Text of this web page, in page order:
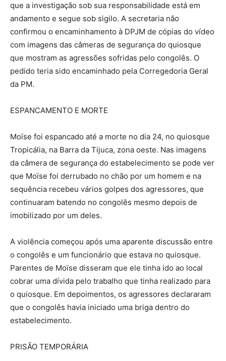
que a investigação sob sua responsabilidade está em
andamento e segue sob sigilo. A secretaria não
confirmou o encaminhamento à DPJM de cópias do vídeo
com imagens das câmeras de segurança do quiosque
que mostram as agressões sofridas pelo congolês. O
pedido teria sido encaminhado pela Corregedoria Geral
da PM.
ESPANCAMENTO E MORTE
Moïse foi espancado até a morte no dia 24, no quiosque
Tropicália, na Barra da Tijuca, zona oeste. Nas imagens
da câmera de segurança do estabelecimento se pode ver
que Moïse foi derrubado no chão por um homem e na
sequência recebeu vários golpes dos agressores, que
continuaram batendo no congolês mesmo depois de
imobilizado por um deles.
A violência começou após uma aparente discussão entre
o congolês e um funcionário que estava no quiosque.
Parentes de Moïse disseram que ele tinha ido ao local
cobrar uma dívida pelo trabalho que tinha realizado para
o quiosque. Em depoimentos, os agressores declararam
que o congolês havia iniciado uma briga dentro do
estabelecimento.
PRISÃO TEMPORÁRIA